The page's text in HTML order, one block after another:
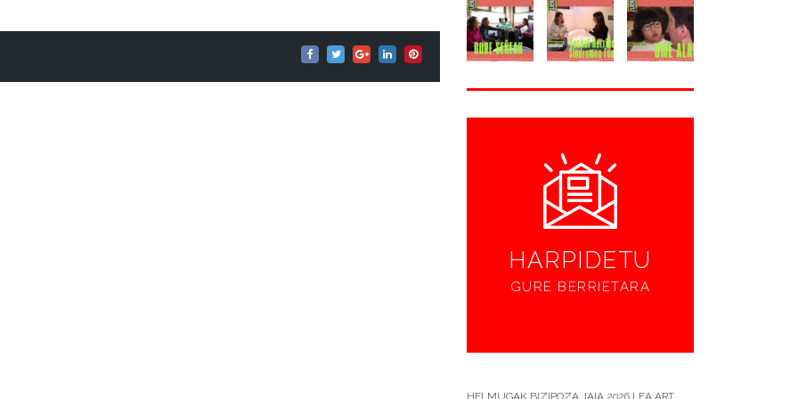
HARPIDETU
GURE BERRIETARA
HELMUGAK BIZIPOZA JAIA 2026 LEA ART...